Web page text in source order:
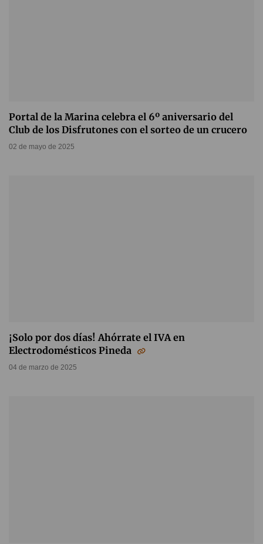
Portal de la Marina celebra el 6º aniversario del
Club de los Disfrutones con el sorteo de un crucero
02 de mayo de 2025
¡Solo por dos días! Ahórrate el IVA en
Electrodomésticos Pineda
04 de marzo de 2025